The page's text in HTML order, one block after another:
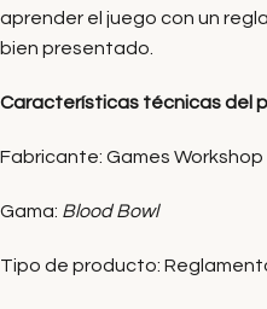
aprender el juego con un
bien presentado.
Características técnicas del
Fabricante: Games Workshop
Gama: Blood Bowl
Tipo de producto: